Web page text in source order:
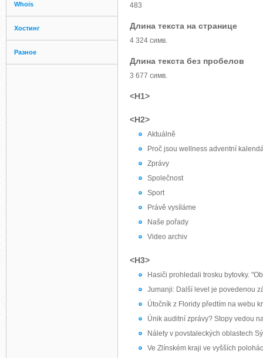
Whois
Хостинг
Разное
483
Длина текста на странице
4 324 симв.
Длина текста без пробелов
3 677 симв.
<H1>
<H2>
Aktuálně
Proč jsou wellness adventní
Zprávy
Společnost
Sport
Právě vysíláme
Naše pořady
Video archiv
<H3>
Hasiči prohledali trosku bytovky.
Jumanji: Další level je povedenou
Útočník z Floridy předtím na webu
Únik auditní zprávy? Stopy vedou
Nálety v povstaleckých oblastech
Ve Zlínském kraji ve vyšších